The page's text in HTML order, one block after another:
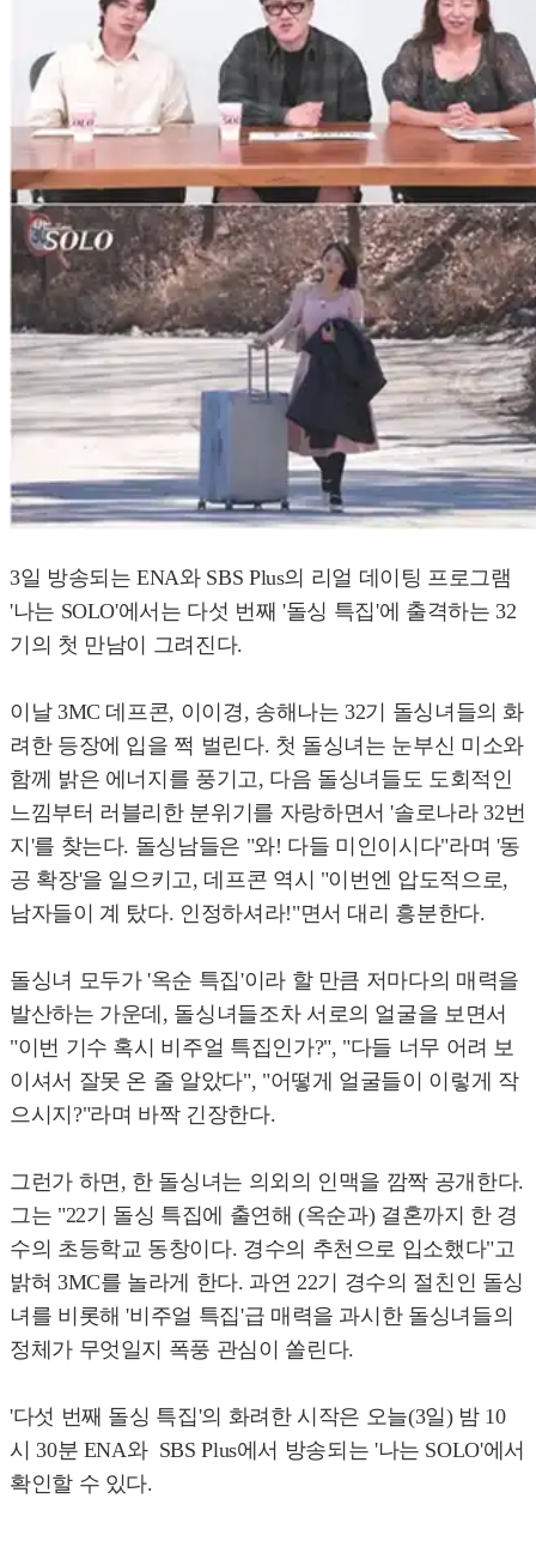
3일 방송되는 ENA와 SBS Plus의 리얼 데이팅 프로그램
'나는 SOLO'에서는 다섯 번째 '돌싱 특집'에 출격하는 32
기의 첫 만남이 그려진다.
이날 3MC 데프콘, 이이경, 송해나는 32기 돌싱녀들의 화
려한 등장에 입을 쩍 벌린다. 첫 돌싱녀는 눈부신 미소와
함께 밝은 에너지를 풍기고, 다음 돌싱녀들도 도회적인
느낌부터 러블리한 분위기를 자랑하면서 '솔로나라 32번
지'를 찾는다. 돌싱남들은 "와! 다들 미인이시다"라며 '동
공 확장'을 일으키고, 데프콘 역시 "이번엔 압도적으로,
남자들이 계 탔다. 인정하셔라!"면서 대리 흥분한다.
돌싱녀 모두가 '옥순 특집'이라 할 만큼 저마다의 매력을
발산하는 가운데, 돌싱녀들조차 서로의 얼굴을 보면서
"이번 기수 혹시 비주얼 특집인가?", "다들 너무 어려 보
이셔서 잘못 온 줄 알았다", "어떻게 얼굴들이 이렇게 작
으시지?"라며 바짝 긴장한다.
그런가 하면, 한 돌싱녀는 의외의 인맥을 깜짝 공개한다.
그는 "22기 돌싱 특집에 출연해 (옥순과) 결혼까지 한 경
수의 초등학교 동창이다. 경수의 추천으로 입소했다"고
밝혀 3MC를 놀라게 한다. 과연 22기 경수의 절친인 돌싱
녀를 비롯해 '비주얼 특집'급 매력을 과시한 돌싱녀들의
정체가 무엇일지 폭풍 관심이 쏠린다.
'다섯 번째 돌싱 특집'의 화려한 시작은 오늘(3일) 밤 10
시 30분 ENA와 SBS Plus에서 방송되는 '나는 SOLO'에서
확인할 수 있다.